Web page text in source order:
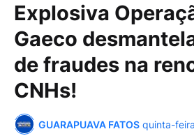
Explosiva
Gaeco
de fraudes na
CNHs!
GUARAPUAVA FATOS quinta-